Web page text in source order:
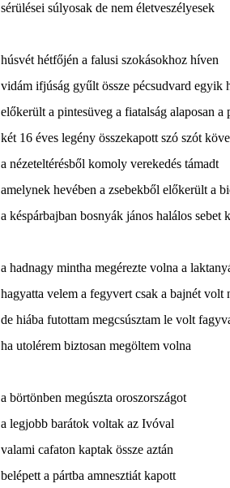
sérülései súlyosak de nem életveszélyesek
húsvét hétfőjén a falusi szokásokhoz híven
vidám ifjúság gyűlt össze pécsudvard egyik
előkerült a pintesüveg a fiatalság alaposan a
két 16 éves legény összekapott szó szót
a nézeteltérésből komoly verekedés támadt
amelynek hevében a zsebekből előkerült a
a késpárbajban bosnyák jános halálos sebet
a hadnagy mintha megérezte volna a
hagyatta velem a fegyvert csak a bajnét volt
de hiába futottam megcsúsztam le volt
ha utolérem biztosan megöltem volna
a börtönben megúszta oroszországot
a legjobb barátok voltak az Ivóval
valami cafaton kaptak össze aztán
belépett a pártba amnesztiát kapott